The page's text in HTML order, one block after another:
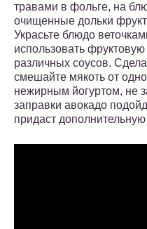
травами в фольге, на
очищенные дольки
Украсьте блюдо
использовать
различных соусов.
смешайте мякоть от
нежирным йогуртом, не
заправки авокадо
придаст